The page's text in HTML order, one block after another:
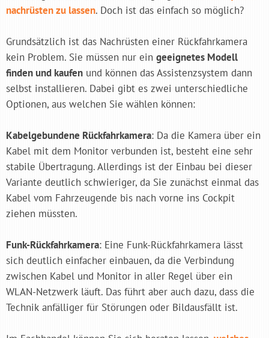
nachrüstenzu lassen. Doch ist das einfach so möglich?
Grundsätzlich ist das Nachrüsten einer Rückfahrkamera
kein Problem. Sie müssen nur ein geeignetes Modell
finden und kaufen und können das Assistenzsystem dann
selbst installieren. Dabei gibt es zwei unterschiedliche
Optionen, aus welchen Sie wählen können:
Kabelgebundene Rückfahrkamera: Da die Kamera über ein
Kabel mit dem Monitor verbunden ist, besteht eine sehr
stabile Übertragung. Allerdings ist der Einbau bei dieser
Variante deutlich schwieriger, da Sie zunächst einmal das
Kabel vom Fahrzeugende bis nach vorne ins Cockpit
ziehen müssten.
Funk-Rückfahrkamera: Eine Funk-Rückfahrkamera lässt
sich deutlich einfacher einbauen, da die Verbindung
zwischen Kabel und Monitor in aller Regel über ein
WLAN-Netzwerk läuft. Das führt aber auch dazu, dass die
Technik anfälliger für Störungen oder Bildausfällt ist.